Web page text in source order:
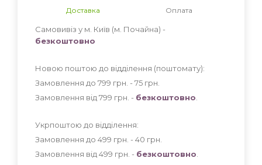
Доставка
Оплата
Самовивіз у м. Київ (м. Почайна) -
безкоштовно
Новою поштою до відділення (поштомату):
Замовлення до 799 грн. - 75 грн
Замовлення від 799 грн. - безкоштовно
Укрпоштою до відділення:
Замовлення до 499 грн. - 40 грн
Замовлення від 499 грн. - безкоштовно